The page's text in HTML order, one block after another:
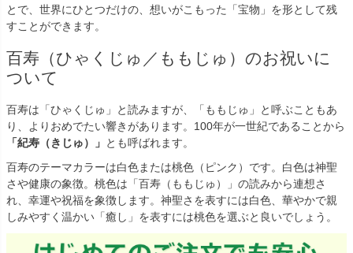
とで、世界にひとつだけの、想いがこもった「宝物」を形として残
すことができます。
百寿（ひゃくじゅ／ももじゅ）のお祝いに
ついて
百寿は「ひゃくじゅ」と読みますが、「ももじゅ」と呼ぶこともあ
り、よりおめでたい響きがあります。100年が一世紀であることから
「紀寿（きじゅ）」 とも呼ばれます。
百寿のテーマカラーは白色または桃色（ピンク）です。白色は神聖
さや健康の象徴。桃色は「百寿（ももじゅ）」の読みから連想さ
れ、幸運や祝福を象徴します。神聖さを表すには白色、華やかで親
しみやすく温かい「癒し」を表すには桃色を選ぶと良いでしょう。